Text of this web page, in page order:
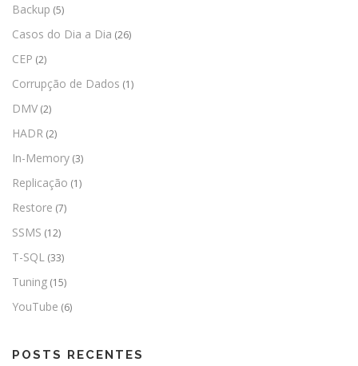
Backup (5)
Casos do Dia a Dia (26)
CEP (2)
Corrupção de Dados (1)
DMV (2)
HADR (2)
In-Memory (3)
Replicação (1)
Restore (7)
SSMS (12)
T-SQL (33)
Tuning (15)
YouTube (6)
POSTS RECENTES